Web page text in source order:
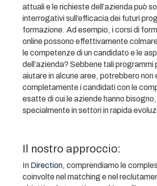
attuali e le richieste dell’azienda può
interrogativi sull’efficacia dei futuri
formazione. Ad esempio, i corsi di
online possono effettivamente
le competenze di un candidato e le
dell’azienda? Sebbene tali programmi
aiutare in alcune aree, potrebbero non
completamente i candidati con le
esatte di cui le aziende hanno bisogno,
specialmente in settori in rapida
Il nostro approccio:
InDirection, comprendiamo le
coinvolte nel matching e nel